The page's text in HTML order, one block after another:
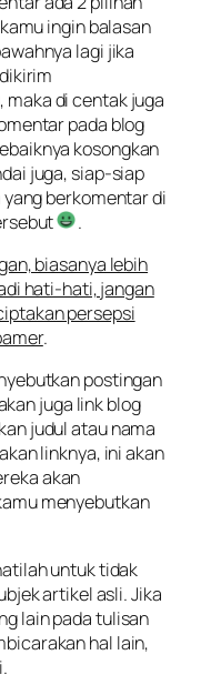
ingin balasan
lagi jika
di centak juga
pada blog
kosongkan
juga, siap-siap
berkomentar di
.
biasanya lebih
hati-hati, jangan
persepsi
.
postingan
juga link blog
judul atau nama
linknya, ini akan
akan
menyebutkan
untuk tidak
artikel asli. Jika
lain pada tulisan
hal lain,